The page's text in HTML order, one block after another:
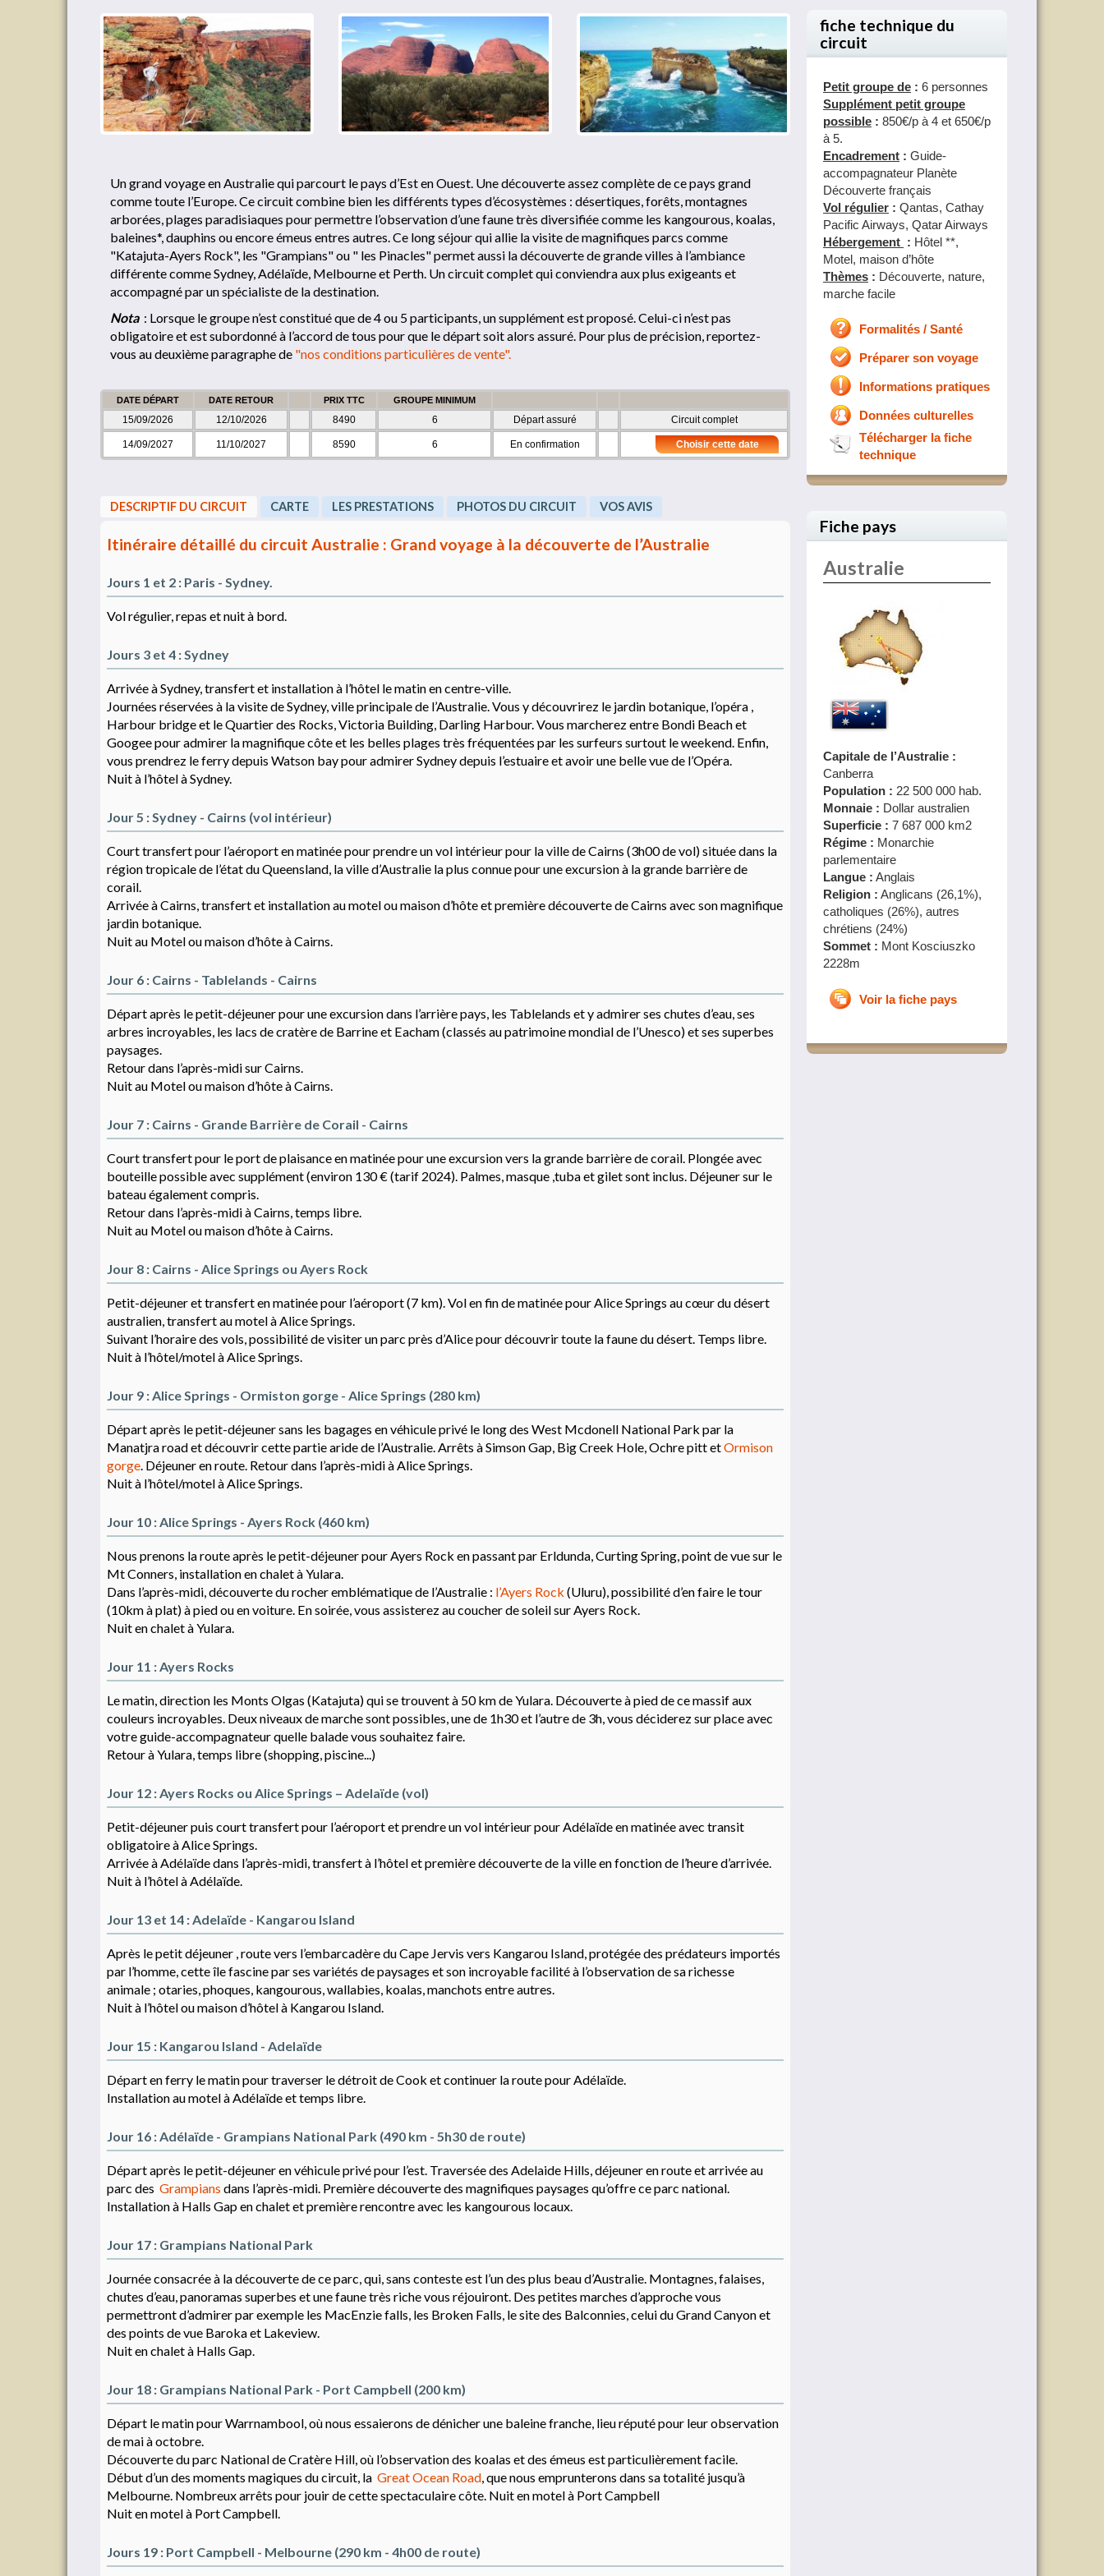
Un grand voyage en Australie qui parcourt le pays d’Est en Ouest. Une découverte assez complète de ce pays grand
comme toute l’Europe. Ce circuit combine bien les différents types d’écosystèmes : désertiques, forêts, montagnes
arborées, plages paradisiaques pour permettre l’observation d’une faune très diversifiée comme les kangourous, koalas,
baleines*, dauphins ou encore émeus entres autres. Ce long séjour qui allie la visite de magnifiques parcs comme
"Katajuta-Ayers Rock", les "Grampians" ou " les Pinacles" permet aussi la découverte de grande villes à l’ambiance
différente comme Sydney, Adélaïde, Melbourne et Perth. Un circuit complet qui conviendra aux plus exigeants et
accompagné par un spécialiste de la destination.
Nota : Lorsque le groupe n’est constitué que de 4 ou 5 participants, un supplément est proposé. Celui-ci n’est pas
obligatoire et est subordonné à l’accord de tous pour que le départ soit alors assuré. Pour plus de précision, reportez-
vous au deuxième paragraphe de "nos conditions particulières de vente".
DATE DÉPART DATE RETOUR PRIX TTC GROUPE MINIMUM
15/09/2026 12/10/2026 8490 6 Départ assuré Circuit complet
14/09/2027 11/10/2027 8590 6 En confirmation Choisir cette date
DESCRIPTIF DU CIRCUIT CARTE LES PRESTATIONS PHOTOS DU CIRCUIT VOS AVIS
Itinéraire détaillé du circuit Australie : Grand voyage à la découverte de l’Australie
Jours 1 et 2 : Paris - Sydney.
Vol régulier, repas et nuit à bord.
Jours 3 et 4 : Sydney
Arrivée à Sydney, transfert et installation à l’hôtel le matin en centre-ville.
Journées réservées à la visite de Sydney, ville principale de l’Australie. Vous y découvrirez le jardin botanique, l’opéra ,
Harbour bridge et le Quartier des Rocks, Victoria Building, Darling Harbour. Vous marcherez entre Bondi Beach et
Googee pour admirer la magnifique côte et les belles plages très fréquentées par les surfeurs surtout le weekend. Enfin,
vous prendrez le ferry depuis Watson bay pour admirer Sydney depuis l’estuaire et avoir une belle vue de l’Opéra.
Nuit à l’hôtel à Sydney.
Jour 5 : Sydney - Cairns (vol intérieur)
Court transfert pour l’aéroport en matinée pour prendre un vol intérieur pour la ville de Cairns (3h00 de vol) située dans la
région tropicale de l’état du Queensland, la ville d’Australie la plus connue pour une excursion à la grande barrière de
corail.
Arrivée à Cairns, transfert et installation au motel ou maison d’hôte et première découverte de Cairns avec son magnifique
jardin botanique.
Nuit au Motel ou maison d’hôte à Cairns.
Jour 6 : Cairns - Tablelands - Cairns
Départ après le petit-déjeuner pour une excursion dans l’arrière pays, les Tablelands et y admirer ses chutes d’eau, ses
arbres incroyables, les lacs de cratère de Barrine et Eacham (classés au patrimoine mondial de l’Unesco) et ses superbes
paysages.
Retour dans l’après-midi sur Cairns.
Nuit au Motel ou maison d’hôte à Cairns.
Jour 7 : Cairns - Grande Barrière de Corail - Cairns
Court transfert pour le port de plaisance en matinée pour une excursion vers la grande barrière de corail. Plongée avec
bouteille possible avec supplément (environ 130 € (tarif 2024). Palmes, masque ,tuba et gilet sont inclus. Déjeuner sur le
bateau également compris.
Retour dans l’après-midi à Cairns, temps libre.
Nuit au Motel ou maison d’hôte à Cairns.
Jour 8 : Cairns - Alice Springs ou Ayers Rock
Petit-déjeuner et transfert en matinée pour l’aéroport (7 km). Vol en fin de matinée pour Alice Springs au cœur du désert
australien, transfert au motel à Alice Springs.
Suivant l’horaire des vols, possibilité de visiter un parc près d’Alice pour découvrir toute la faune du désert. Temps libre.
Nuit à l’hôtel/motel à Alice Springs.
Jour 9 : Alice Springs - Ormiston gorge - Alice Springs (280 km)
Départ après le petit-déjeuner sans les bagages en véhicule privé le long des West Mcdonell National Park par la
Manatjra road et découvrir cette partie aride de l’Australie. Arrêts à Simson Gap, Big Creek Hole, Ochre pitt etOrmison
gorge . Déjeuner en route. Retour dans l’après-midi à Alice Springs.
Nuit à l’hôtel/motel à Alice Springs.
Jour 10 : Alice Springs - Ayers Rock (460 km)
Nous prenons la route après le petit-déjeuner pour Ayers Rock en passant par Erldunda, Curting Spring, point de vue sur le
Mt Conners, installation en chalet à Yulara.
Dans l’après-midi, découverte du rocher emblématique de l’Australie : l’Ayers Rock(Uluru), possibilité d’en faire le tour
(10km à plat) à pied ou en voiture. En soirée, vous assisterez au coucher de soleil sur Ayers Rock.
Nuit en chalet à Yulara.
Jour 11 : Ayers Rocks
Le matin, direction les Monts Olgas (Katajuta) qui se trouvent à 50 km de Yulara. Découverte à pied de ce massif aux
couleurs incroyables. Deux niveaux de marche sont possibles, une de 1h30 et l’autre de 3h, vous déciderez sur place avec
votre guide-accompagnateur quelle balade vous souhaitez faire.
Retour à Yulara, temps libre (shopping, piscine...)
Jour 12 : Ayers Rocks ou Alice Springs – Adelaïde (vol)
Petit-déjeuner puis court transfert pour l’aéroport et prendre un vol intérieur pour Adélaïde en matinée avec transit
obligatoire à Alice Springs.
Arrivée à Adélaïde dans l’après-midi, transfert à l’hôtel et première découverte de la ville en fonction de l’heure d’arrivée.
Nuit à l’hôtel à Adélaïde.
Jour 13 et 14 : Adelaïde - Kangarou Island
Après le petit déjeuner , route vers l’embarcadère du Cape Jervis vers Kangarou Island, protégée des prédateurs importés
par l’homme, cette île fascine par ses variétés de paysages et son incroyable facilité à l’observation de sa richesse
animale ; otaries, phoques, kangourous, wallabies, koalas, manchots entre autres.
Nuit à l’hôtel ou maison d’hôtel à Kangarou Island.
Jour 15 : Kangarou Island - Adelaïde
Départ en ferry le matin pour traverser le détroit de Cook et continuer la route pour Adélaïde.
Installation au motel à Adélaïde et temps libre.
Jour 16 : Adélaïde - Grampians National Park (490 km - 5h30 de route)
Départ après le petit-déjeuner en véhicule privé pour l’est. Traversée des Adelaide Hills, déjeuner en route et arrivée au
parc des Grampians dans l’après-midi. Première découverte des magnifiques paysages qu’offre ce parc national.
Installation à Halls Gap en chalet et première rencontre avec les kangourous locaux.
Jour 17 : Grampians National Park
Journée consacrée à la découverte de ce parc, qui, sans conteste est l’un des plus beau d’Australie. Montagnes, falaises,
chutes d’eau, panoramas superbes et une faune très riche vous réjouiront. Des petites marches d’approche vous
permettront d’admirer par exemple les MacEnzie falls, les Broken Falls, le site des Balconnies, celui du Grand Canyon et
des points de vue Baroka et Lakeview.
Nuit en chalet à Halls Gap.
Jour 18 : Grampians National Park - Port Campbell (200 km)
Départ le matin pour Warrnambool, où nous essaierons de dénicher une baleine franche, lieu réputé pour leur observation
de mai à octobre.
Découverte du parc National de Cratère Hill, où l’observation des koalas et des émeus est particulièrement facile.
Début d’un des moments magiques du circuit, la Great Ocean Road , que nous emprunterons dans sa totalité jusqu’à
Melbourne. Nombreux arrêts pour jouir de cette spectaculaire côte. Nuit en motel à Port Campbell
Nuit en motel à Port Campbell.
Jours 19 : Port Campbell - Melbourne (290 km - 4h00 de route)
fiche technique du
circuit
Petit groupe de : 6 personnes
Supplément petit groupe
possible : 850€/p à 4 et 650€/p
à 5.
Encadrement : Guide-
accompagnateur Planète
Découverte français
Vol régulier : Qantas, Cathay
Pacific Airways, Qatar Airways
Hébergement : Hôtel **,
Motel, maison d’hôte
Thèmes : Découverte, nature,
marche facile
Formalités / Santé
Préparer son voyage
Informations pratiques
Données culturelles
Télécharger la fiche
technique
Fiche pays
Australie
Capitale de l’Australie :
Canberra
Population : 22 500 000 hab.
Monnaie : Dollar australien
Superficie : 7 687 000 km2
Régime : Monarchie
parlementaire
Langue : Anglais
Religion : Anglicans (26,1%),
catholiques (26%), autres
chrétiens (24%)
Sommet : Mont Kosciuszko
2228m
Voir la fiche pays